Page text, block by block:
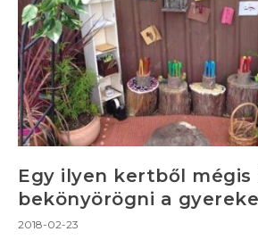
Egy ilyen kertből
bekönyörögni a
2018-02-23